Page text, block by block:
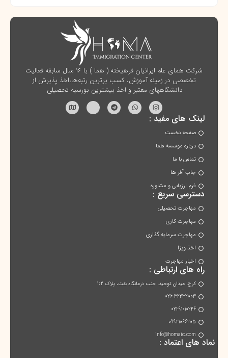
شرکت همای علم ایرانیان فرهیخته ( هما ) با ۱۶ سال سابقه فعالیت
تخصصی در زمینه آموزش، کسب برترین رتبه‌ها،اخذ پذیرش از
دانشگاههای معتبر و اخذ بیشترین بورسیه تحصیلی.
لینک های مفید :
صفحه نخست
درباره موسسه هما
تماس با ما
جاب آفر ها
فرم ارزیابی و مشاوره
دسترسی سریع :
مهاجرت تحصیلی
مهاجرت کاری
مهاجرت سرمایه گذاری
اخذ ویزا
اخبار مهاجرت
راه های ارتباطی :
کرج، میدان توحید، جنب درمانگاه نفت، پلاک 102
026-32232003
021-91010246
09921066205
info@homaic.com
نماد های اعتماد :